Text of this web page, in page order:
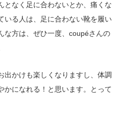
となく足に合わないとか、痛くな
いる人は、足に合わない靴を履い
な方は、ぜひ一度、coupéさんの
出かけも楽しくなりますし、体調
かになれる！と思います。とって